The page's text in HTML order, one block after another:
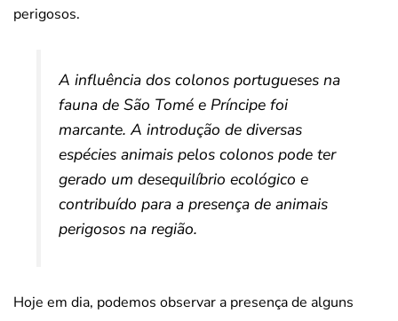
perigosos.
A influência dos colonos portugueses na
fauna de São Tomé e Príncipe foi
marcante. A introdução de diversas
espécies animais pelos colonos pode ter
gerado um desequilíbrio ecológico e
contribuído para a presença de animais
perigosos na região.
Hoje em dia, podemos observar a presença de alguns